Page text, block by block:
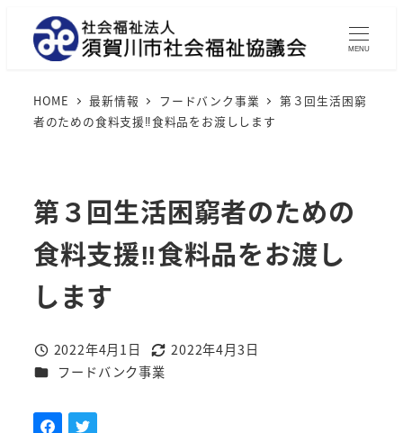
MENU
HOME 最新情報 フードバンク事業
第３回生活困窮
者のための食料支援‼食料品をお渡しします
第３回生活困窮者のための
食料支援‼食料品をお渡し
します
投稿日
2022年4月1日
更新日
2022年4月3日
カテゴリー
フードバンク事業